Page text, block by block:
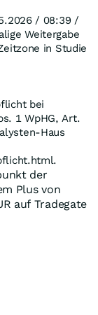
/ 08:39 /
Weitergabe
in Studie
bei
1 WpHG, Art.
Haus
der
Plus von
auf Tradegate